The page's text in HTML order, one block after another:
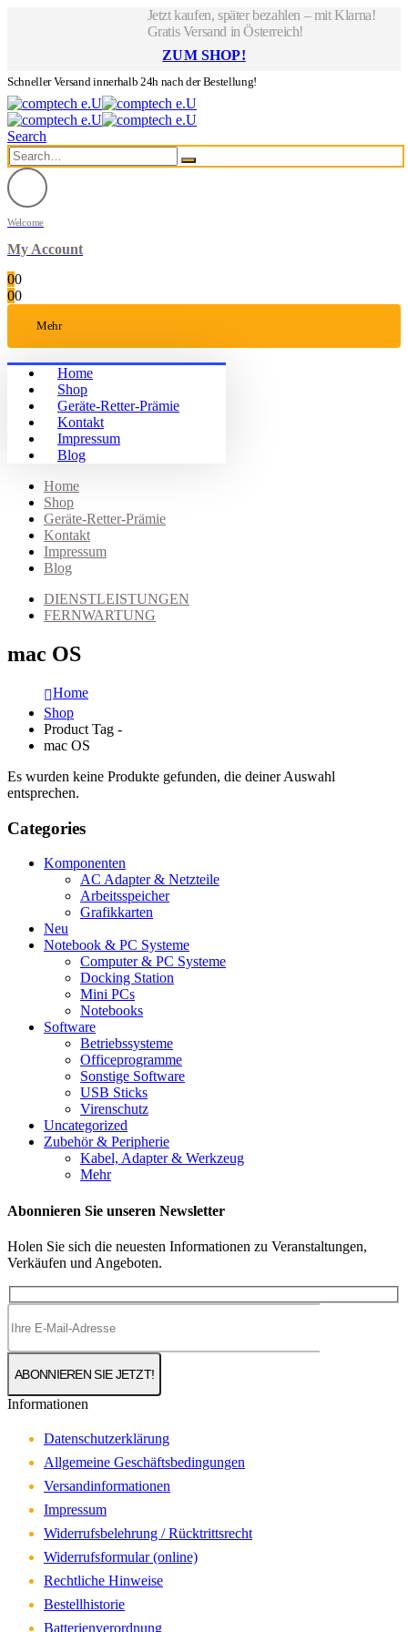
Jetzt kaufen, später bezahlen – mit Klarna!
Gratis Versand in Österreich!
ZUM SHOP!
Schneller Versand innerhalb 24h nach der Bestellung!
Search
Welcome
My Account
00
00
Mehr
Home
Shop
Geräte-Retter-Prämie
Kontakt
Impressum
Blog
Home
Shop
Geräte-Retter-Prämie
Kontakt
Impressum
Blog
DIENSTLEISTUNGEN
FERNWARTUNG
mac OS
Home
Shop
Product Tag -
mac OS
Es wurden keine Produkte gefunden, die deiner Auswahl
entsprechen.
Categories
Komponenten
AC Adapter & Netzteile
Arbeitsspeicher
Grafikkarten
Neu
Notebook & PC Systeme
Computer & PC Systeme
Docking Station
Mini PCs
Notebooks
Software
Betriebssysteme
Officeprogramme
Sonstige Software
USB Sticks
Virenschutz
Uncategorized
Zubehör & Peripherie
Kabel, Adapter & Werkzeug
Mehr
Abonnieren Sie unseren Newsletter
Holen Sie sich die neuesten Informationen zu Veranstaltungen,
Verkäufen und Angeboten.
Informationen
Datenschutzerklärung
Allgemeine Geschäftsbedingungen
Versandinformationen
Impressum
Widerrufsbelehrung / Rücktrittsrecht
Widerrufsformular (online)
Rechtliche Hinweise
Bestellhistorie
Batterienverordnung